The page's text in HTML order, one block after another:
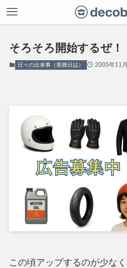
そろそろ開始するぜ！
日々の出来事（業務日誌） 2005年11
この頃アップするのが少な